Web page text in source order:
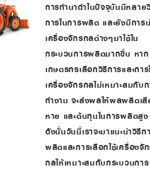
โบต้า
การทำนาดำในปัจจุบันมีหลาย
การในการผลิต และยังมีการ
เครื่องจักรกลต่างๆมาใช้ใน
กระบวนการผลิตมากขึ้น หาก
เกษตรกรเลือกวิธีการและการ
เครื่องจักรกลไม่เหมาะสมกับ
ทำงาน จะส่งผลให้ผลผลิตเสี
หาย และต้นทุนในการผลิตสูง
ดังนั้นวันนี้เราจะมาแนะนำวิธีก
ผลิตและการเลือกใช้เครื่องจั
กลให้เหมาะสมกับกระบวนการ